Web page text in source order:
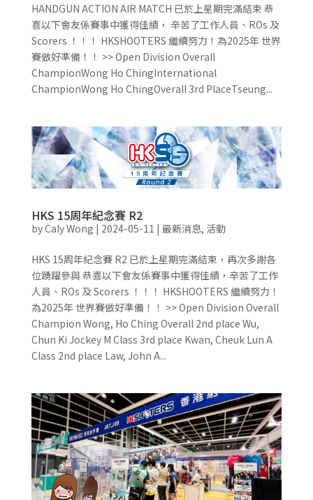
HANDGUN ACTION AIR MATCH 已於上星期完滿結束 恭
喜以下會友係賽事中獲得佳績， 辛苦了工作人員、ROs 及
Scorers ！！！ HKSHOOTERS 繼續努力！為2025年 世界
賽做好準備！！ >> Open Division Overall
ChampionWong Ho ChingInternational
ChampionWong Ho ChingOverall 3rd PlaceTseung...
HKS 15周年紀念賽 R2
byCaly Wong | 2024-05-11 | 最新消息, 活動
HKS 15周年紀念賽 R2 已於上星期完滿結束，再次多謝各
位踴躍參與 恭喜以下會友係賽事中獲得佳績，辛苦了工作
人員、ROs 及 Scorers ！！！ HKSHOOTERS 繼續努力！
為2025年 世界賽做好準備！！ >> Open Division Overall
Champion Wong, Ho Ching Overall 2nd place Wu,
Chun Ki Jockey M Class 3rd place Kwan, Cheuk Lun A
Class 2nd place Law, John A...